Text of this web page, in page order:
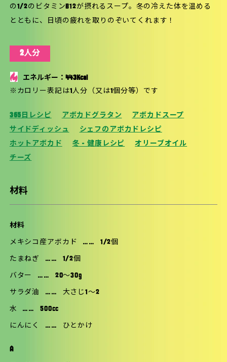
の1/2のビタミンB12が摂れるスープ。冬の冷えた体を温める
とともに、日頃の疲れを取りのぞいてくれます！
2人分
エネルギー：443Kcal
※カロリー表記は1人分（又は1個分等）です
365日レシピ アボカドグラタン
アボカドスープ
サイドディッシュ
シェフのアボカドレシピ
ホットアボカド
冬 - 健康レシピ
オリーブオイル
チーズ
材料
材料
メキシコ産アボカド …… 1/2個
たまねぎ …… 1/2個
バター …… 20〜30g
サラダ油 …… 大さじ1〜2
水 …… 500cc
にんにく …… ひとかけ
A